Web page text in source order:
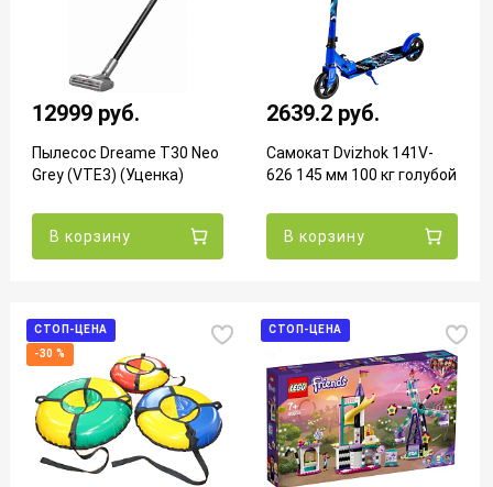
12999 руб.
Пылесос Dreame T30 Neo
Grey (VTE3) (Уценка)
В корзину
2639.2 руб.
Самокат Dvizhok 141V-
626 145 мм 100 кг голубой
В корзину
СТОП-ЦЕНА
-30 %
СТОП-ЦЕНА